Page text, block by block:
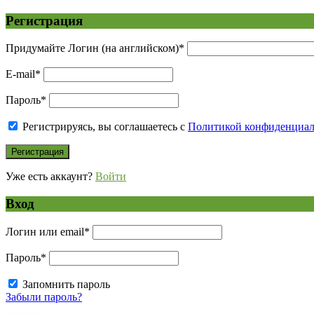
Регистрация
Придумайте Логин (на английском)*
E-mail*
Пароль*
Регистрируясь, вы соглашаетесь с Политикой
Уже есть аккаунт? Войти
Вход
Логин или email*
Пароль*
Запомнить пароль
Забыли пароль?